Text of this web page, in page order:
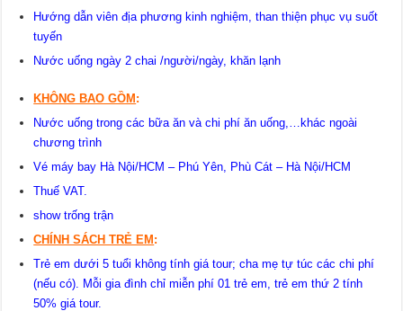
Hướng dẫn viên địa phương kinh nghiệm, than thiện phục vụ suốt
tuyến
Nước uống ngày 2 chai /người/ngày, khăn lạnh
KHÔNG BAO GỒM:
Nước uống trong các bữa ăn và chi phí ăn uống,…khác ngoài
chương trình
Vé máy bay Hà Nội/HCM – Phú Yên, Phù Cát – Hà Nội/HCM
Thuế VAT.
show trống trận
CHÍNH SÁCH TRẺ EM:
Trẻ em dưới 5 tuổi không tính giá tour; cha mẹ tự túc các chi phí
(nếu có). Mỗi gia đình chỉ miễn phí 01 trẻ em, trẻ em thứ 2 tính
50% giá tour.